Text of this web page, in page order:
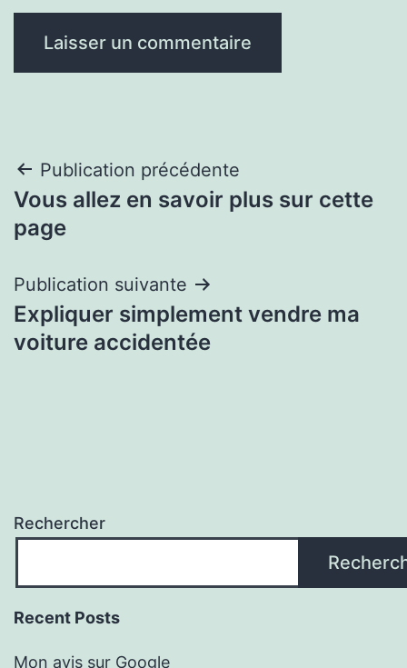
Navigation
de
Publication précédente
Vous allez en savoir plus sur cette
page
Publication suivante
Expliquer simplement vendre ma
voiture accidentée
Rechercher
Recent Posts
Mon avis sur Google